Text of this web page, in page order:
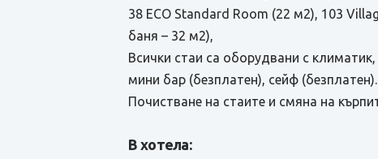
38 ECO Standard Room (22 м2), 103
баня – 32 м2),
Всички стаи са оборудвани с
мини бар (безплатен), сейф (безплатен).
Почистване на стаите и смяна на
В хотела: